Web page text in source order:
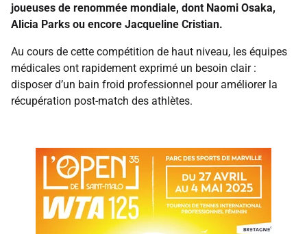
joueuses de renommée mondiale, dont Naomi Osaka,
Alicia Parks ou encore Jacqueline Cristian.
Au cours de cette compétition de haut niveau, les équipes
médicales ont rapidement exprimé un besoin clair :
disposer d’un bain froid professionnel pour améliorer la
récupération post-match des athlètes.